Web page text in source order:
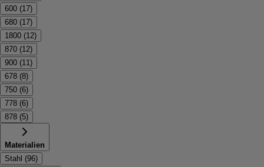
600 (17)
680 (17)
1800 (12)
870 (12)
900 (11)
678 (8)
750 (6)
778 (6)
878 (5)
Materialien
Stahl (96)